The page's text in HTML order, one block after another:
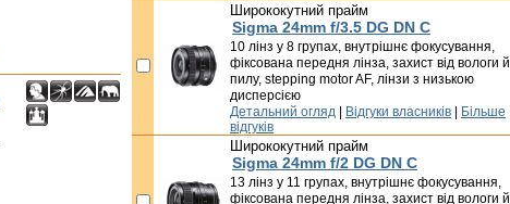
Ширококутний прайм
Sigma 24mm f/3.5 DG DN C
10 лінз у 8 групах, внутрішнє фокусування,
фіксована передня лінза, захист від вологи й
пилу, stepping motor AF, лінзи з низькою
дисперсією
Детальний огляд Відгуки власників
Більше
відгуків
Ширококутний прайм
Sigma 24mm f/2 DG DN C
13 лінз у 11 групах, внутрішнє фокусування,
фіксована передня лінза, захист від вологи й